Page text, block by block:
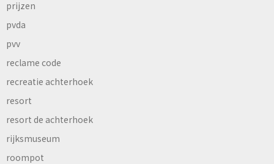
prijzen
pvda
pvv
reclame code
recreatie achterhoek
resort
resort de achterhoek
rijksmuseum
roompot